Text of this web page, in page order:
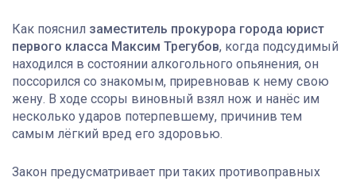
Как пояснил заместитель прокурора города юрист
первого класса Максим Трегубов, когда подсудимый
находился в состоянии алкогольного опьянения, он
поссорился со знакомым, приревновав к нему свою
жену. В ходе ссоры виновный взял нож и нанёс им
несколько ударов потерпевшему, причинив тем
самым лёгкий вред его здоровью.
Закон предусматривает при таких противоправных